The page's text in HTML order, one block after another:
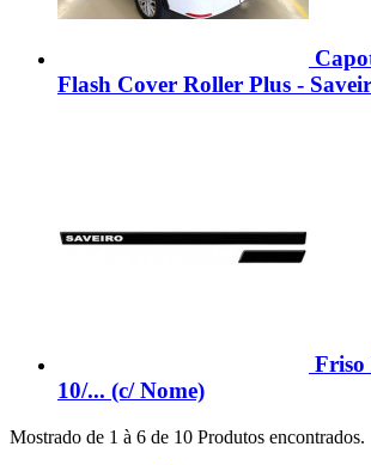
Flash Cover Roller Plus -
Friso
10/... (c/ Nome)
Mostrado de 1 à 6 de 10 Produtos encontrados.